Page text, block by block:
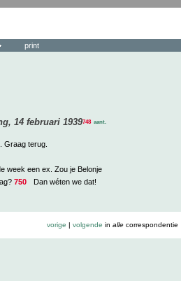
print
14 februari 1939748 aant.
Graag terug.
week een ex. Zou je Belonje
750 Dan wéten we dat!
vorige | volgende in allecorrespondentie